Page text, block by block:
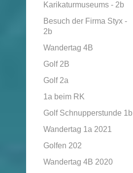
Karikaturmuseums - 2b
Besuch der Firma Styx -
2b
Wandertag 4B
Golf 2B
Golf 2a
1a beim RK
Golf Schnupperstunde 1b
Wandertag 1a 2021
Golfen 202
Wandertag 4B 2020